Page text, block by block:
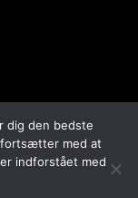
dig den bedste
fortsætter med at
indforstået med